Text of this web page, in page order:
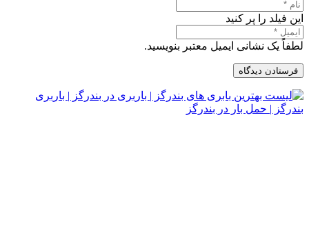
این فیلد را پر کنید
لطفاً یک نشانی ایمیل معتبر بنویسید.
فرستادن دیدگاه